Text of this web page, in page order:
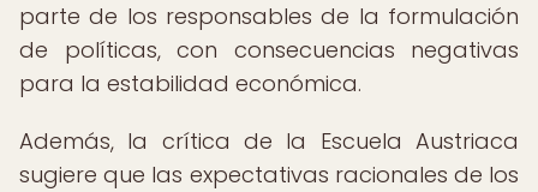
parte de los responsables de la formulación
de políticas, con consecuencias negativas
para la estabilidad económica.
Además, la crítica de la Escuela Austriaca
sugiere que las expectativas racionales de los